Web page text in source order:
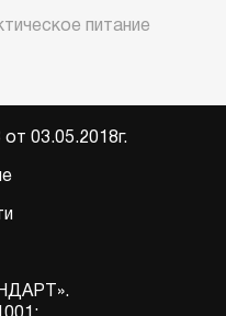
питание
03.05.2018г.